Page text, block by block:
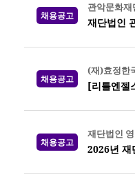
채용공고
관악문화재
재단법인
채용공고
(재)효정한
[리틀엔젤
채용공고
재단법인
2026년 재